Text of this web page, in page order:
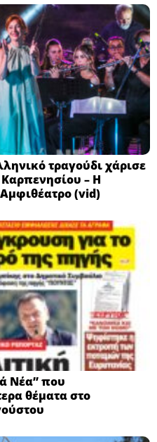
τραγούδι χάρισε
– Η
(vid)
Νέα” που
θέματα στο